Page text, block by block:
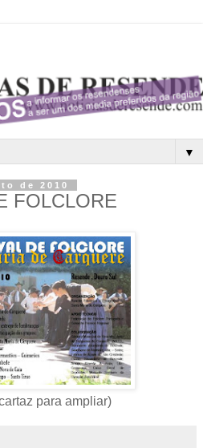
▼
de 2010
FOLCLORE
para ampliar)